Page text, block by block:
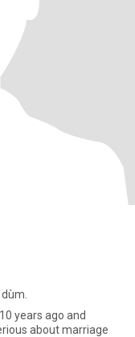
years ago and
about marriage